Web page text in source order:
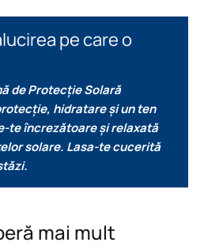
pe care o
de Protecție Solară
hidratare și un ten
te încrezătoare și relaxată
solare. Lasa-te cucerită
mai mult